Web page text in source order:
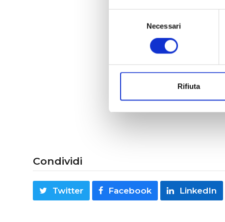
Necessari
Rifiuta
Sala
Condividi
Twitter Facebook LinkedIn